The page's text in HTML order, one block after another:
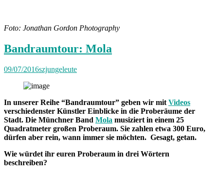
Foto: Jonathan Gordon Photography
Bandraumtour: Mola
09/07/2016szjungeleute
In unserer Reihe “Bandraumtour” geben wir mit Videos
verschiedenster Künstler Einblicke in die Proberäume der
Stadt. Die Münchner Band Mola musiziert in einem 25
Quadratmeter großen Proberaum. Sie zahlen etwa 300 Euro,
dürfen aber rein, wann immer sie möchten. Gesagt, getan.
Wie würdet ihr euren Proberaum in drei Wörtern
beschreiben?